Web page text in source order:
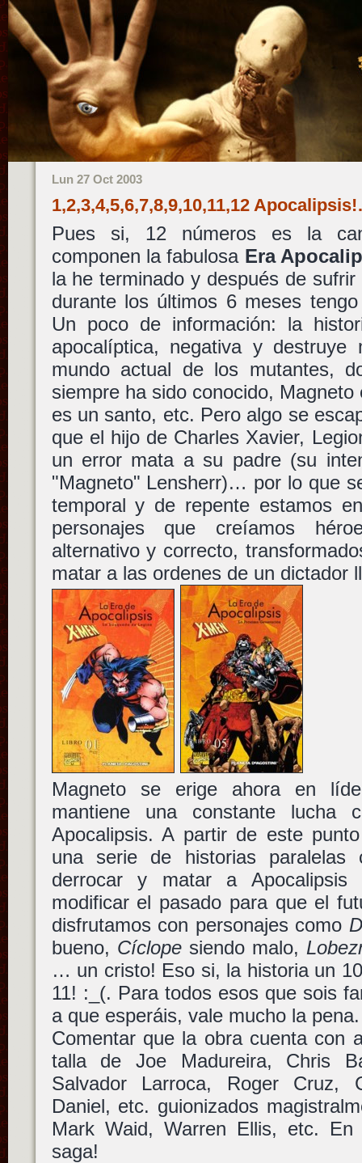
Lun 27 Oct 2003
1,2,3,4,5,6,7,8,9,10,11,12
Pues si, 12 números es la
componen la fabulosa Era
la he terminado y después de
durante los últimos 6 meses
Un poco de información: la
apocalíptica, negativa y
mundo actual de los mutantes,
siempre ha sido conocido,
es un santo, etc. Pero algo se
que el hijo de Charles Xavier,
un error mata a su padre (su
"Magneto" Lensherr)… por lo que
temporal y de repente estamos
personajes que creíamos
alternativo y correcto,
matar a las ordenes de un dictador
Magneto se erige ahora en
mantiene una constante lucha
Apocalipsis. A partir de este
una serie de historias paralelas
derrocar y matar a
modificar el pasado para que el
disfrutamos con personajes como
bueno, Cíclopesiendo malo,
… un cristo! Eso si, la historia un
11! :_(. Para todos esos que sois
a que esperáis, vale mucho la pena.
Comentar que la obra cuenta con
talla de Joe Madureira, Chris
Salvador Larroca, Roger Cruz,
Daniel, etc. guionizados
Mark Waid, Warren Ellis, etc. En
saga!